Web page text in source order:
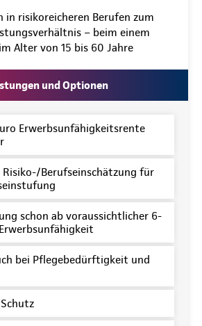
in risikoreicheren Berufen zum
– beim einem
Alter von 15 bis 60 Jahre
und Optionen
Erwerbsunfähigkeitsrente
Risiko-/Berufseinschätzung für
schon ab voraussichtlicher 6-
bei Pflegebedürftigkeit und